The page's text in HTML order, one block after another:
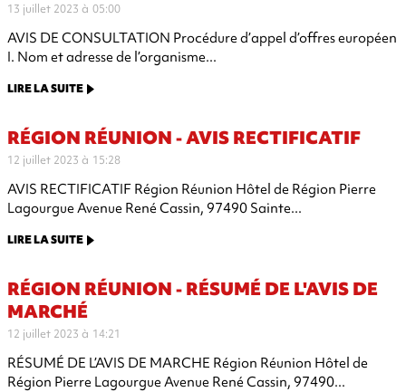
13 juillet 2023 à 05:00
AVIS DE CONSULTATION Procédure d’appel d’offres européen
I. Nom et adresse de l’organisme...
LIRE LA SUITE
RÉGION RÉUNION - AVIS RECTIFICATIF
12 juillet 2023 à 15:28
AVIS RECTIFICATIF Région Réunion Hôtel de Région Pierre
Lagourgue Avenue René Cassin, 97490 Sainte...
LIRE LA SUITE
RÉGION RÉUNION - RÉSUMÉ DE L'AVIS DE
MARCHÉ
12 juillet 2023 à 14:21
RÉSUMÉ DE L’AVIS DE MARCHE Région Réunion Hôtel de
Région Pierre Lagourgue Avenue René Cassin, 97490...